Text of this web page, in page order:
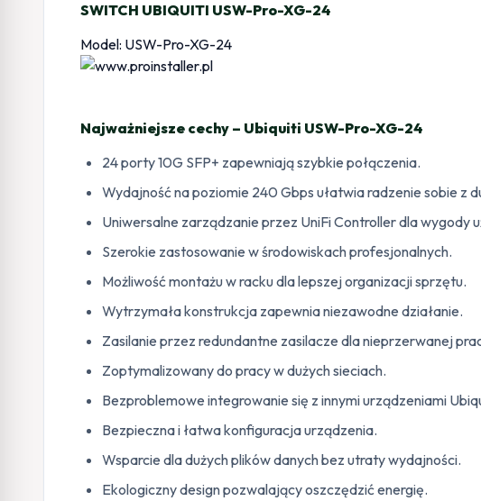
SWITCH UBIQUITI USW-Pro-XG-24
Model: USW-Pro-XG-24
Najważniejsze cechy – Ubiquiti USW-Pro-XG-24
24 porty 10G SFP+ zapewniają szybkie połączenia.
Wydajność na poziomie 240 Gbps ułatwia radzenie sobie z
Uniwersalne zarządzanie przez UniFi Controller dla wygody
Szerokie zastosowanie w środowiskach profesjonalnych.
Możliwość montażu w racku dla lepszej organizacji sprzętu.
Wytrzymała konstrukcja zapewnia niezawodne działanie.
Zasilanie przez redundantne zasilacze dla nieprzerwanej
Zoptymalizowany do pracy w dużych sieciach.
Bezproblemowe integrowanie się z innymi urządzeniami
Bezpieczna i łatwa konfiguracja urządzenia.
Wsparcie dla dużych plików danych bez utraty wydajności.
Ekologiczny design pozwalający oszczędzić energię.